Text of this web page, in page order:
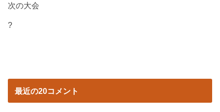
次の大会
?
最近の20コメント